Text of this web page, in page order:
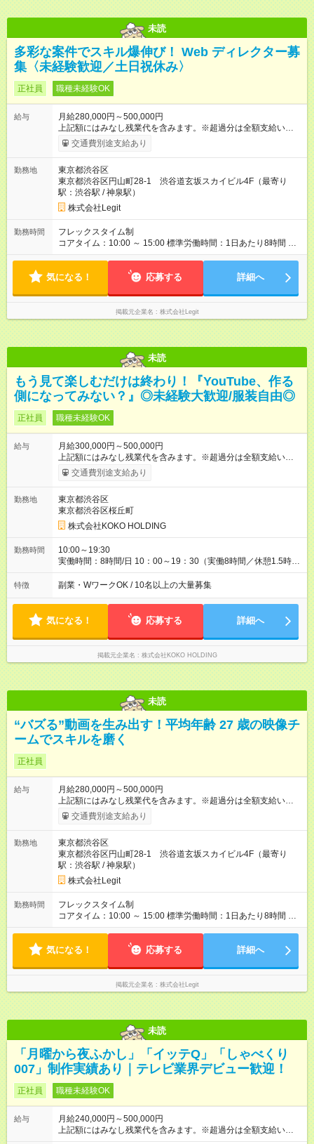
未読
多彩な案件でスキル爆伸び！ Web ディレクター募
集〈未経験歓迎／土日祝休み〉
正社員 職種未経験OK
給与
月給280,000円～500,000円
上記額にはみなし残業代を含みます。※超過分は全額支給いたし
ます。 みなし残業代 58,594円 以上／月 みなし残業時間 40時間
／月 昇給は随時！頑張り次第で毎月お給料UPも！ 【試用期間】
採用時と異なる部分があります。 雇用形態：中途採用（契約社
員） 給与：月給 270,000円 ～ 450,000円 上記額にはみなし残業
代を含みます。※超過分は全額支給いたします。 みなし残業
代 58,594円以上／月 みなし残業時間 40時間／月 正社員を前提
とした試用期間となります。 試用期間中の活躍次第で給料のア
ップ幅を決定しております。 正社員登用時は、必ず給料がアッ
プします。
交通費別途支給あり
勤務地
東京都渋谷区
東京都渋谷区円山町28-1 渋谷道玄坂スカイビル4F（最寄り
駅：渋谷駅 / 神泉駅）
株式会社Legit
勤務時間
フレックスタイム制
コアタイム：10:00 ～ 15:00 標準労働時間：1日あたり8時間 標
準労働時間：1日あたり8時間 ／ 1か月あたり160時間
気になる！ 応募する 詳細へ
掲載元企業名 株式会社Legit
未読
もう見て楽しむだけは終わり！『YouTube、作る
側になってみない？』◎未経験大歓迎/服装自由◎
正社員 職種未経験OK
給与
月給300,000円～500,000円
上記額にはみなし残業代を含みます。※超過分は全額支給いたし
ます。 みなし残業代 60,000円 ～ 104,000円／月 みなし残業時
間 40時間 ～ 45時間／月 月給30万円～50万円＋賞与＋諸手当 ※
全額支給いたします。 ※研修期間2ヶ月～半年あり ※期間中は契
約社員。その後、正社員として労働契約を締結します。 ※研修
期間中の月給は20万円～28万円(時間外手当は全額支給いたしま
す) 【試用期間】試用期間なし
交通費別途支給あり
勤務地
東京都渋谷区
東京都渋谷区桜丘町
株式会社KOKO HOLDING
勤務時間
10:00～19:30
実働時間：8時間/日 10：00～19：30（実働8時間／休憩1.5時
間） ☆残業は基本ナシ！プライベートも充実させながら働ける
環境です◎
特徴 副業・WワークOK / 10名以上の大量募集
気になる！ 応募する 詳細へ
掲載元企業名 株式会社KOKO HOLDING
未読
“バズる”動画を生み出す！平均年齢 27 歳の映像チ
ームでスキルを磨く
正社員
給与
月給280,000円～500,000円
上記額にはみなし残業代を含みます。※超過分は全額支給いたし
ます。 みなし残業代 58,594円 以上／月 みなし残業時間 40時間
／月 昇給は随時！頑張り次第で毎月お給料UPも！ 【試用期間】
採用時と異なる部分があります。 雇用形態：中途採用（契約社
員） 給与：月給 250,000円 ～ 300,000円 上記額にはみなし残業
代を含みます。※超過分は全額支給いたします。 みなし残業
代 58,594円以上／月 みなし残業時間 40時間／月
交通費別途支給あり
勤務地
東京都渋谷区
東京都渋谷区円山町28-1 渋谷道玄坂スカイビル4F（最寄り
駅：渋谷駅 / 神泉駅）
株式会社Legit
勤務時間
フレックスタイム制
コアタイム：10:00 ～ 15:00 標準労働時間：1日あたり8時間 標
準労働時間：1日あたり8時間 ／ 1か月あたり160時間
気になる！ 応募する 詳細へ
掲載元企業名 株式会社Legit
未読
「月曜から夜ふかし」「イッテQ」「しゃべくり
007」制作実績あり｜テレビ業界デビュー歓迎！
正社員 職種未経験OK
給与
月給240,000円～500,000円
上記額にはみなし残業代を含みます。※超過分は全額支給いたし
ます。 みなし残業代 27,000円／月 みなし残業時間 16時間／月